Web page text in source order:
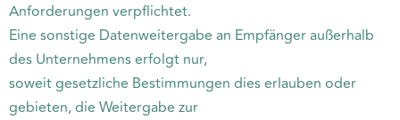
Anforderungen verpflichtet.
Eine sonstige Datenweitergabe an Empfänger außerhalb
des Unternehmens erfolgt nur,
soweit gesetzliche Bestimmungen dies erlauben oder
gebieten, die Weitergabe zur